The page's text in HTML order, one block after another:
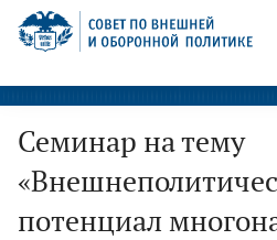
Перейти
СВОП
Семинар на тему
потенциал